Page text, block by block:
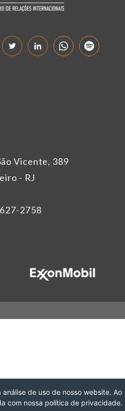
Vicente, 389
- RJ
2758
de uso de nosso website. Ao
com nossa política de privacidade.